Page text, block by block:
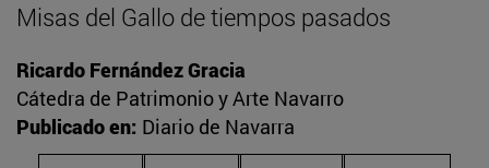
Misas del Gallo de tiempos pasados
Ricardo Fernández Gracia
Cátedra de Patrimonio y Arte Navarro
Publicado en: Diario de Navarra